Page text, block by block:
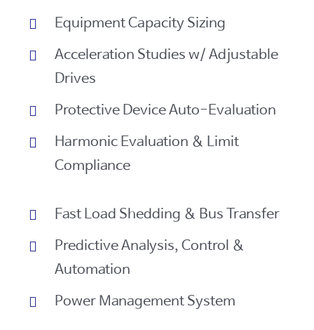
Equipment Capacity Sizing
Acceleration Studies w/ Adjustable
Drives
Protective Device Auto-Evaluation
Harmonic Evaluation & Limit
Compliance
Fast Load Shedding & Bus Transfer
Predictive Analysis, Control &
Automation
Power Management System